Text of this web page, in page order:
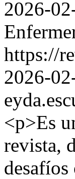
2026-
https://
2026-
<p>Es
revista,
desafíos